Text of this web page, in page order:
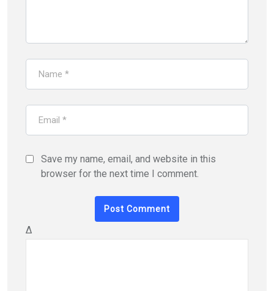
Save my name, email, and website in this
browser for the next time I comment.
Δ